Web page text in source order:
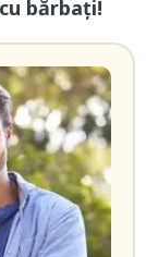
bărbați!